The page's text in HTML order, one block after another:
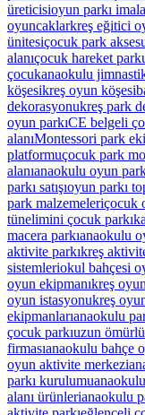
üreticisioyun parkı
oyuncaklarkreş eğitici
ünitesiçocuk park
alanıçocuk hareket
çocukanaokulu
köşesikreş oyun köşesi
dekorasyonukreş park
oyun parkıCE belgeli
alanıMontessori park
platformuçocuk park
alanıanaokulu oyun
parkı satışıoyun parkı
park malzemeleriçocuk
tünelimini çocuk parkı
macera parkıanaokulu
aktivite parkıkreş
sistemleriokul bahçesi
oyun ekipmanıkreş
oyun istasyonukreş
ekipmanlarıanaokulu
çocuk parkıuzun
firmasıanaokulu bahçe
oyun aktivite merkezi
parkı kurulumu
alanı ürünlerianaokulu